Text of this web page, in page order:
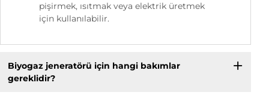
pişirmek, ısıtmak veya elektrik üretmek
için kullanılabilir.
Biyogaz jeneratörü için hangi bakımlar
gereklidir?